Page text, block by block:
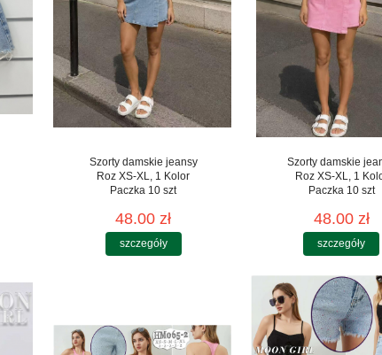
Szorty damskie jeansy
Roz XS-XL, 1 Kolor
Paczka 10 szt
48.00 zł
szczegóły
Szorty damskie
Roz XS-XL, 1
Paczka 10 szt
48.00 zł
szczegóły